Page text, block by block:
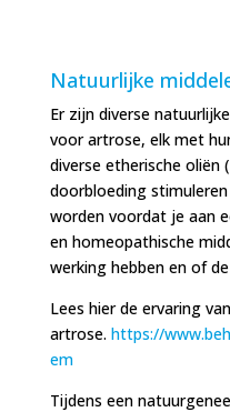
Natuurlijke
Er zijn diverse
voor artrose, elk met
diverse etherische oliën
doorbloeding
worden voordat je aan
en homeopathische
werking hebben en of
Lees hier de ervaring
artrose. https://
em
Tijdens een